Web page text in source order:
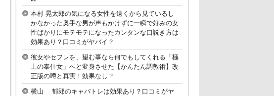
本村 晃太郎の気になる女性を遠くから見ているし
かなかった奥手な男が声もかけずに一瞬で好みの女
性ばかりにモテモテになったカンタンな口説き方は
効果あり？口コミがヤバイ？
彼女やセフレを、望む事なら何でもしてくれる「極
上の奉仕女」へと変身させた【かんたん調教術】改
正版の噂と真実！効果なし？
横山 郁郎のキャバトレは効果あり？口コミがヤ